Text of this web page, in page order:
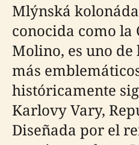
Mlýnská
conocida como la
Molino, es uno
más
históricamente
Karlovy Vary,
Diseñada por el